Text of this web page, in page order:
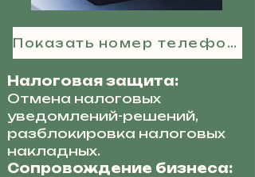
Показать номер телефона
Налоговая защита:
Отмена налоговых
уведомлений-решений,
разблокировка налоговых
накладных.
Сопровождение бизнеса: